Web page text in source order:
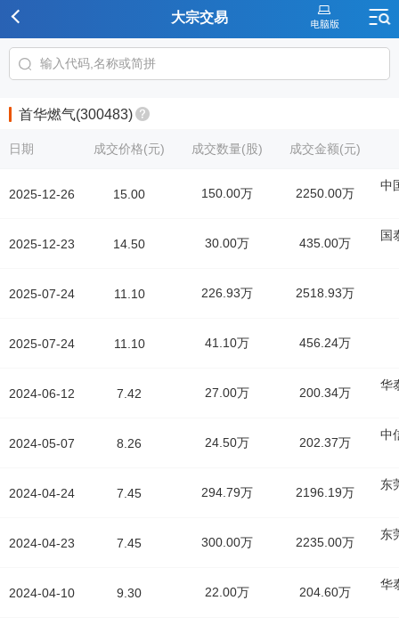
大宗交易
首华燃气(300483)
日期
2025-12-26
2025-12-23
2025-07-24
2025-07-24
2024-06-12
2024-05-07
2024-04-24
2024-04-23
2024-04-10
成交价格(元) 成交数量(股) 成交金额(元)
15.00 150.00万 2250.00万
中
14.50 30.00万 435.00万
国
11.10 226.93万 2518.93万
11.10 41.10万 456.24万
7.42 27.00万 200.34万
华
8.26 24.50万 202.37万
中
7.45 294.79万 2196.19万
东
7.45 300.00万 2235.00万
东
9.30 22.00万 204.60万
华